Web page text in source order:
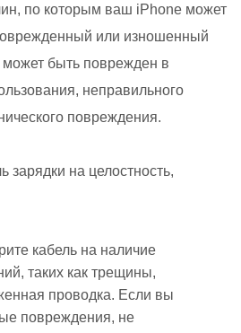
по которым ваш iPhone может
или изношенный
может быть поврежден в
неправильного
повреждения.
зарядки на целостность,
кабель на наличие
таких как трещины,
проводка. Если вы
повреждения, не